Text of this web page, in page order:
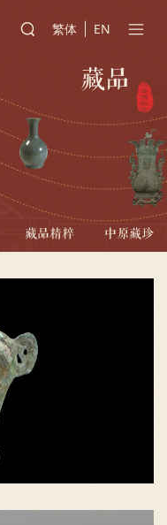
繁体 EN
藏品
藏品精粹 中原藏珍